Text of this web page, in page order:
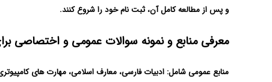
و پس از مطالعه کامل آن، ثبت نام خود را شروع کنند.
معرفی منابع و‌ نمونه سوالات عمومی و اختصاصی
منابع عمومی شامل: ادبیات فارسی، معارف اسلامی، مهارت های